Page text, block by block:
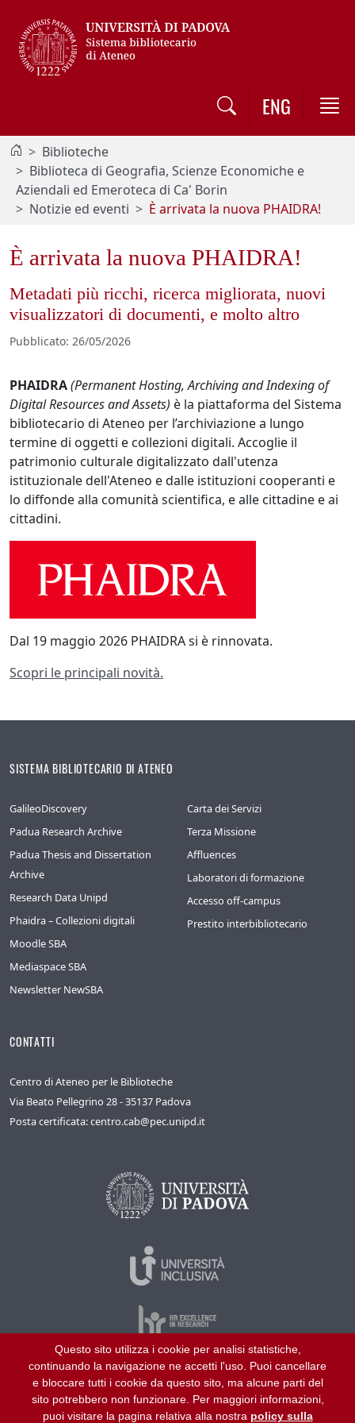
ENG
Biblioteche
Biblioteca di Geografia, Scienze Economiche e
Aziendali ed Emeroteca di Ca' Borin
Notizie ed eventi
È arrivata la nuova PHAIDRA!
È arrivata la nuova PHAIDRA!
Metadati più ricchi, ricerca migliorata, nuovi
visualizzatori di documenti, e molto altro
Pubblicato: 26/05/2026
PHAIDRA(Permanent Hosting, Archiving and Indexing of
Digital Resources and Assets) è la piattaforma del Sistema
bibliotecario di Ateneo per l’archiviazione a lungo
termine di oggetti e collezioni digitali. Accoglie il
patrimonio culturale digitalizzato dall'utenza
istituzionale dell'Ateneo e dalle istituzioni cooperanti e
lo diffonde alla comunità scientifica, e alle cittadine e ai
cittadini.
Dal 19 maggio 2026 PHAIDRA si è rinnovata.
Scopri le principali novità.
SISTEMA BIBLIOTECARIO DI ATENEO
GalileoDiscovery
Padua Research Archive
Padua Thesis and Dissertation
Archive
Research Data Unipd
Phaidra – Collezioni digitali
Moodle SBA
Mediaspace SBA
Newsletter NewSBA
Carta dei Servizi
Terza Missione
Affluences
Laboratori di formazione
Accesso off-campus
Prestito interbibliotecario
CONTATTI
Centro di Ateneo per le Biblioteche
Via Beato Pellegrino 28 - 35137 Padova
Posta certificata: centro.cab@pec.unipd.it
©2026Università di Padova – Tutti i diritti riservati
P.I. 00742430283 C.F. 80006480281
Questo sito utilizza i cookie per analisi statistiche,
continuando la navigazione ne accetti l'uso. Puoi cancellare
e bloccare tutti i cookie da questo sito, ma alcune parti del
sito potrebbero non funzionare. Per maggiori informazioni,
puoi visitare la pagina relativa alla nostra policy sulla